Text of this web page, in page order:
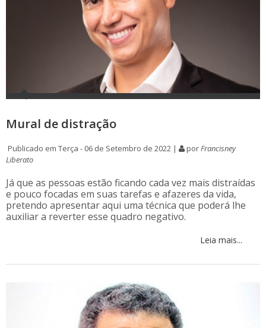
Mural de distração
Publicado em Terça - 06 de Setembro de 2022 | porFrancisney
Liberato
Já que as pessoas estão ficando cada vez mais distraídas
e pouco focadas em suas tarefas e afazeres da vida,
pretendo apresentar aqui uma técnica que poderá lhe
auxiliar a reverter esse quadro negativo.
Leia mais...